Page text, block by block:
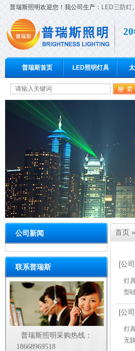
普瑞斯照明欢迎您！我公司生产： LED三防灯、
普瑞斯首页 LED照明灯具
公司新闻
联系普瑞斯
普瑞斯照明采购热线：
18668969518
首页 »
[公
灯
型
[公
灯
无